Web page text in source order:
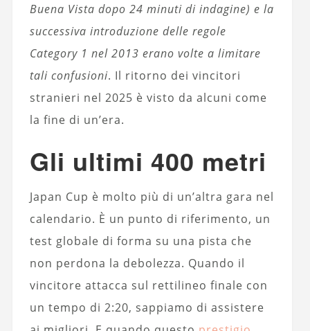
Buena Vista dopo 24 minuti di indagine) e la
successiva introduzione delle regole
Category 1 nel 2013 erano volte a limitare
tali confusioni. Il ritorno dei vincitori
stranieri nel 2025 è visto da alcuni come
la fine di un’era.
Gli ultimi 400 metri
Japan Cup è molto più di un’altra gara nel
calendario. È un punto di riferimento, un
test globale di forma su una pista che
non perdona la debolezza. Quando il
vincitore attacca sul rettilineo finale con
un tempo di 2:20, sappiamo di assistere